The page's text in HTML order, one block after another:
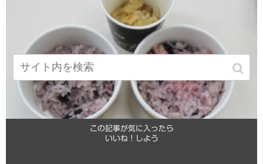
この記事が気に入ったら
いいね！しよう